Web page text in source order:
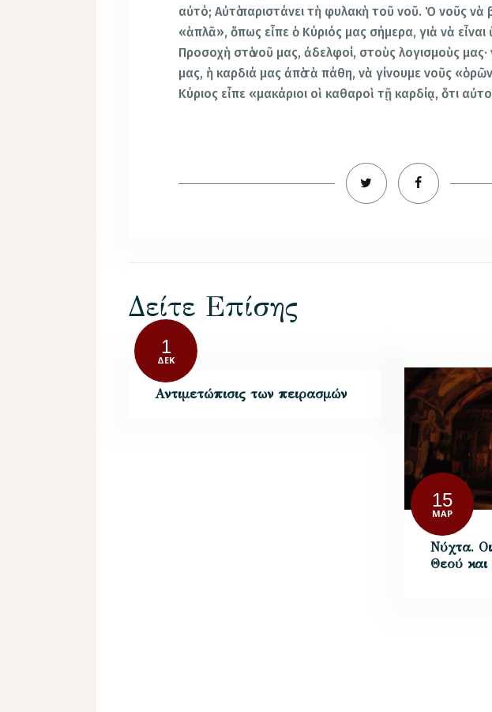
αὐτό; Αὐτὸ παριστάνει τὴ φυλακὴ τοῦ νοῦ. Ὁ νοῦς νὰ
«ἁπλᾶ», ὅπως εἶπε ὁ Κύριός μας σήμερα, γιὰ νὰ εἶναι
Προσοχὴ στὸ νοῦ μας, ἀδελφοί, στοὺς λογισμοὺς
μας, ἡ καρδιά μας ἀπὸ τὰ πάθη, νὰ γίνουμε νοῦς «ὁρῶν
Κύριος εἶπε «μακάριοι οἱ καθαροὶ τῇ καρδίᾳ, ὅτι
Δείτε Επίσης
1
ΔΕΚ
Αντιμετώπισις των πειρασμών
15
ΜΑΡ
Νύχτα.
Θεού και